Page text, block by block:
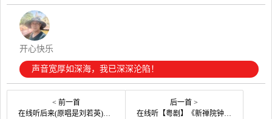
开心快乐
声音宽厚如深海，我已深深沦陷！
< 前一首
在线听后来(原唱是刘若英)，开心快乐演唱点播:31次
后一首 >
在线听【粤剧】《新禅院钟声》(原唱是陈浩德)，@喜歌演唱点播:93次